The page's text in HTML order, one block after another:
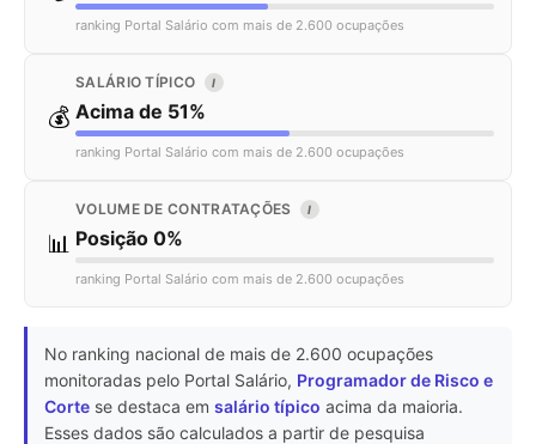
ranking Portal Salário com mais de 2.600 ocupações
💰
SALÁRIO TÍPICO I
Acima de 51%
ranking Portal Salário com mais de 2.600 ocupações
📊
VOLUME DE CONTRATAÇÕES I
Posição 0%
ranking Portal Salário com mais de 2.600 ocupações
No ranking nacional de mais de 2.600 ocupações
monitoradas pelo Portal Salário, Programador de Risco e
Corte se destaca em salário típico acima da maioria.
Esses dados são calculados a partir de pesquisa